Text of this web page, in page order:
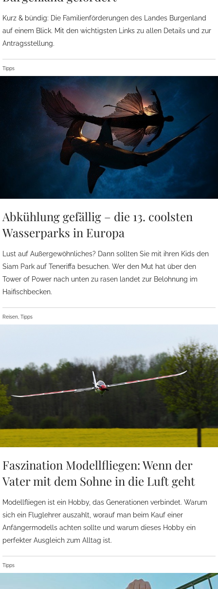
Kurz & bündig: Die Familienförderungen des Landes Burgenland
auf einem Blick. Mit den wichtigsten Links zu allen Details und zur
Antragsstellung.
Tipps
Abkühlung gefällig – die 13. coolsten
Wasserparks in Europa
Lust auf Außergewöhnliches? Dann sollten Sie mit ihren Kids den
Siam Park auf Teneriffa besuchen. Wer den Mut hat über den
Tower of Power nach unten zu rasen landet zur Belohnung im
Haifischbecken.
Reisen, Tipps
Faszination Modellfliegen: Wenn der
Vater mit dem Sohne in die Luft geht
Modellfliegen ist ein Hobby, das Generationen verbindet. Warum
sich ein Fluglehrer auszahlt, worauf man beim Kauf einer
Anfängermodells achten sollte und warum dieses Hobby ein
perfekter Ausgleich zum Alltag ist.
Tipps